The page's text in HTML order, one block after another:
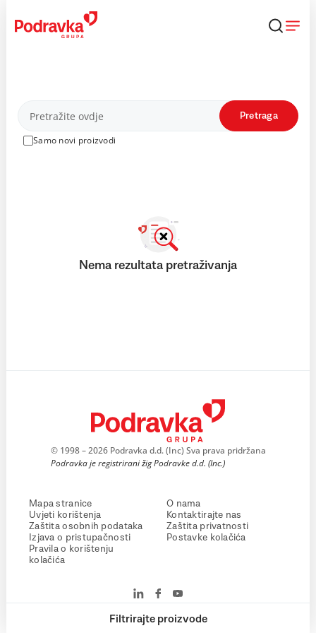
content
Proizvodi
Samo novi proizvodi
Pretraga
Filtrirajte proizvode
Nema rezultata pretraživanja
© 1998 – 2026 Podravka d.d. (Inc) Sva prava pridržana
Podravka je registrirani žig Podravke d.d. (Inc.)
Mapa stranice
Uvjeti korištenja
Zaštita osobnih podataka
Izjava o pristupačnosti
Pravila o korištenju
kolačića
O nama
Kontaktirajte nas
Zaštita privatnosti
Postavke kolačića